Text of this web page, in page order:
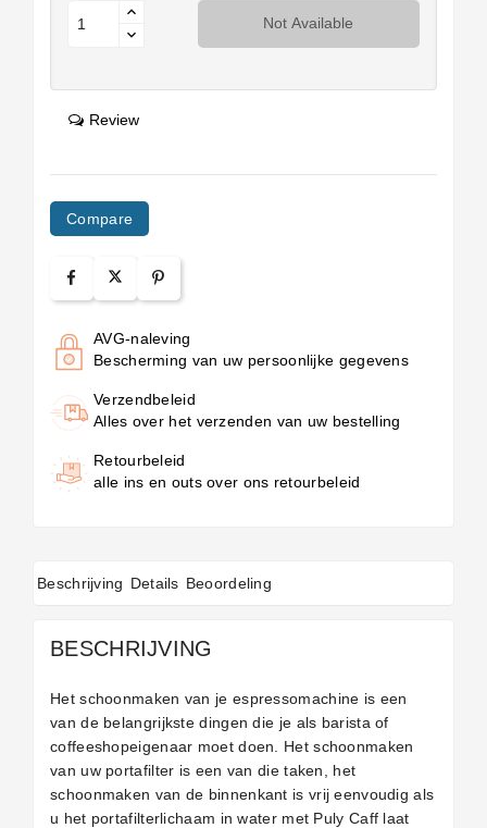
Not Available
Review
Compare
AVG-naleving
Bescherming van uw persoonlijke gegevens
Verzendbeleid
Alles over het verzenden van uw bestelling
Retourbeleid
alle ins en outs over ons retourbeleid
Beschrijving Details Beoordeling
BESCHRIJVING
Het schoonmaken van je espressomachine is een
van de belangrijkste dingen die je als barista of
coffeeshopeigenaar moet doen. Het schoonmaken
van uw portafilter is een van die taken, het
schoonmaken van de binnenkant is vrij eenvoudig als
u het portafilterlichaam in water met Puly Caff laat